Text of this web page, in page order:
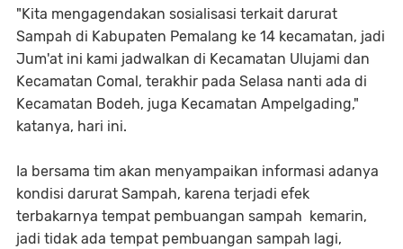
"Kita mengagendakan sosialisasi terkait darurat
Sampah di Kabupaten Pemalang ke 14 kecamatan, jadi
Jum'at ini kami jadwalkan di Kecamatan Ulujami dan
Kecamatan Comal, terakhir pada Selasa nanti ada di
Kecamatan Bodeh, juga Kecamatan Ampelgading,"
katanya, hari ini.
Ia bersama tim akan menyampaikan informasi adanya
kondisi darurat Sampah, karena terjadi efek
terbakarnya tempat pembuangan sampah kemarin,
jadi tidak ada tempat pembuangan sampah lagi,